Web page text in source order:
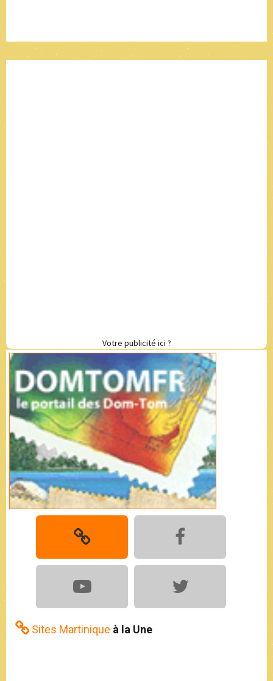
Votre publicité ici ?
Sites Martinique à la Une